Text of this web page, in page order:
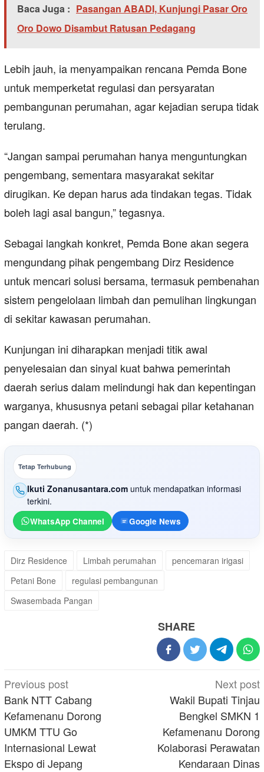
Baca Juga : Pasangan ABADI, Kunjungi Pasar Oro
Oro Dowo Disambut Ratusan Pedagang
Lebih jauh, ia menyampaikan rencana Pemda Bone
untuk memperketat regulasi dan persyaratan
pembangunan perumahan, agar kejadian serupa tidak
terulang.
“Jangan sampai perumahan hanya menguntungkan
pengembang, sementara masyarakat sekitar
dirugikan. Ke depan harus ada tindakan tegas. Tidak
boleh lagi asal bangun,” tegasnya.
Sebagai langkah konkret, Pemda Bone akan segera
mengundang pihak pengembang Dirz Residence
untuk mencari solusi bersama, termasuk pembenahan
sistem pengelolaan limbah dan pemulihan lingkungan
di sekitar kawasan perumahan.
Kunjungan ini diharapkan menjadi titik awal
penyelesaian dan sinyal kuat bahwa pemerintah
daerah serius dalam melindungi hak dan kepentingan
warganya, khususnya petani sebagai pilar ketahanan
pangan daerah. (*)
Tetap Terhubung
Ikuti Zonanusantara.com untuk mendapatkan informasi
terkini.
WhatsApp Channel Google News
Dirz Residence Limbah perumahan
pencemaran irigasi
Petani Bone
regulasi pembangunan
Swasembada Pangan
SHARE
Post
navigation
Previous post
Bank NTT Cabang
Kefamenanu Dorong
UMKM TTU Go
Internasional Lewat
Ekspo di Jepang
Next post
Wakil Bupati Tinjau
Bengkel SMKN 1
Kefamenanu Dorong
Kolaborasi Perawatan
Kendaraan Dinas